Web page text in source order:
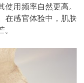
用频率自然更高。
在感官体验中，肌肤